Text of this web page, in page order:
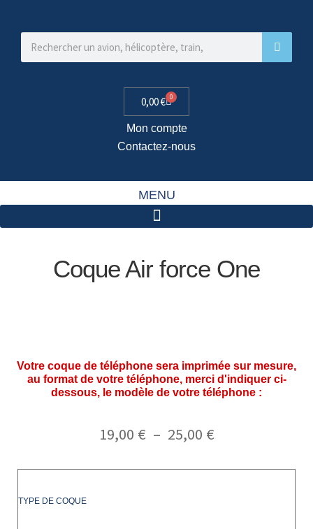
0,00€ 0
Mon compte
Contactez-nous
MENU
Coque Air force One
Votre coque de téléphone sera imprimée sur mesure,
au format de votre téléphone, merci d'indiquer ci-
dessous, le modèle de votre téléphone :
19,00 € – 25,00 €
TYPE DE COQUE